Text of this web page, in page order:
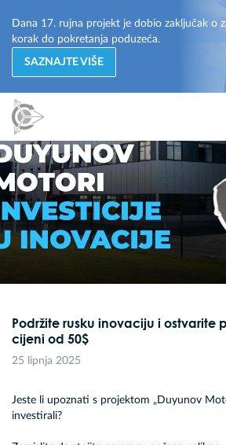
Dana 17. rujna projekt je dobio zaključak o
korak do pokretanja poduzeća.
SAZNAJTE VIŠE
Podržite rusku inovaciju i ostvarite
cijeni od 50$
25 lipnja 2025
Jeste li upoznati s projektom „Duyunov
investirali?